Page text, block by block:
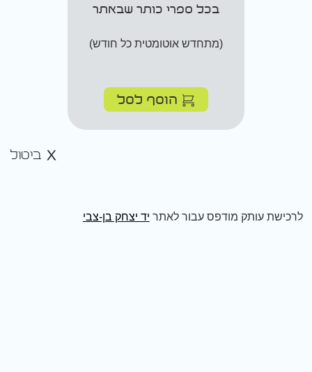
בכל ספרי כותר שבאתר
(מתחדש אוטומטית כל חודש)
הוסף לסל
ביטול
לרכישת עותק מודפס עבור לאתר יד יצחק בן-צבי